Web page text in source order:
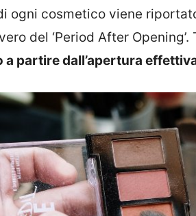
ogni cosmetico viene
del ‘Period After
partire dall’apertura